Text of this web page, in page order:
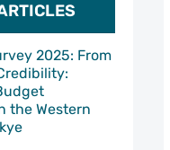
2025: From
the Western